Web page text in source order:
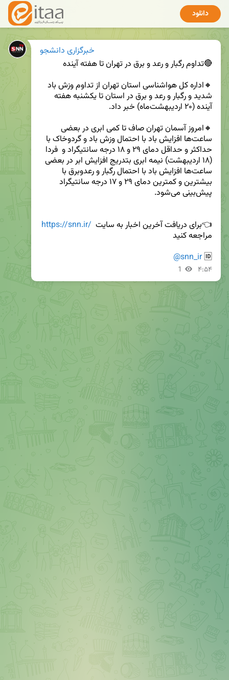
دانلود